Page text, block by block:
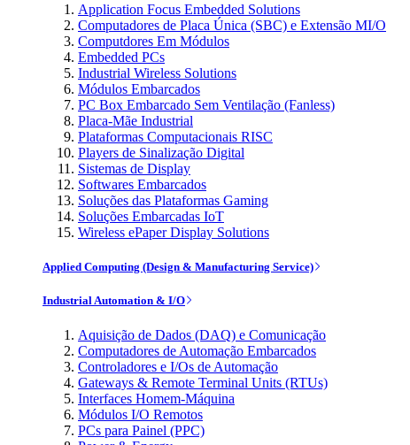
Application Focus Embedded Solutions
Computadores de Placa Única (SBC) e Extensão MI/O
Computdores Em Módulos
Embedded PCs
Industrial Wireless Solutions
Módulos Embarcados
PC Box Embarcado Sem Ventilação (Fanless)
Placa-Mãe Industrial
Plataformas Computacionais RISC
Players de Sinalização Digital
Sistemas de Display
Softwares Embarcados
Soluções das Plataformas Gaming
Soluções Embarcadas IoT
Wireless ePaper Display Solutions
Applied Computing (Design & Manufacturing Service)
Industrial Automation & I/O
Aquisição de Dados (DAQ) e Comunicação
Computadores de Automação Embarcados
Controladores e I/Os de Automação
Gateways & Remote Terminal Units (RTUs)
Interfaces Homem-Máquina
Módulos I/O Remotos
PCs para Painel (PPC)